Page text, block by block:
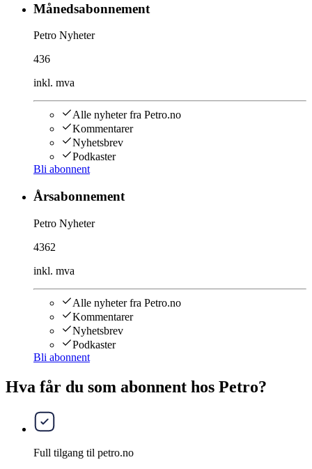
Månedsabonnement
Petro Nyheter
436
inkl. mva
Alle nyheter fra Petro.no
Kommentarer
Nyhetsbrev
Podkaster
Bli abonnent
Årsabonnement
Petro Nyheter
4362
inkl. mva
Alle nyheter fra Petro.no
Kommentarer
Nyhetsbrev
Podkaster
Bli abonnent
Hva får du som abonnent hos Petro?
Full tilgang til petro.no